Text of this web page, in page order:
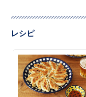
レシピ